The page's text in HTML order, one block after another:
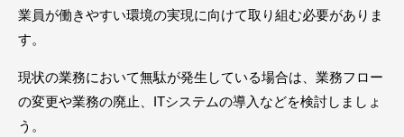
業員が働きやすい環境の実現に向けて取り組む必要がありま
す。
現状の業務において無駄が発生している場合は、業務フロー
の変更や業務の廃止、ITシステムの導入などを検討しましょ
う。